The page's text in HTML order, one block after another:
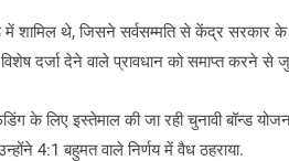
में शामिल थे, जिसने सर्वसम्मति से केंद्र
दर्जा देने वाले प्रावधान को समाप्त करने से
के लिए इस्तेमाल की जा रही चुनावी बॉन्ड
4:1 बहुमत वाले निर्णय में वैध ठहराया.